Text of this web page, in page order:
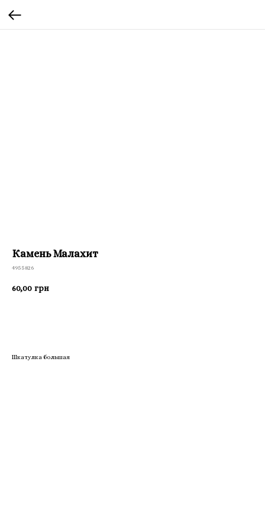
Камень Малахит
4955826
60,00 грн
Шкатулка большая